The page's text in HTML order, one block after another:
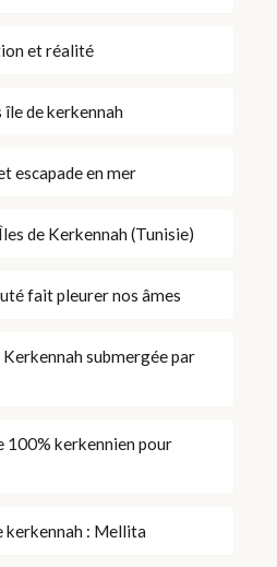
et réalité
île de kerkennah
escapade en mer
de Kerkennah (Tunisie)
fait pleurer nos âmes
Kerkennah submergée par
kerkennien pour
kerkennah : Mellita